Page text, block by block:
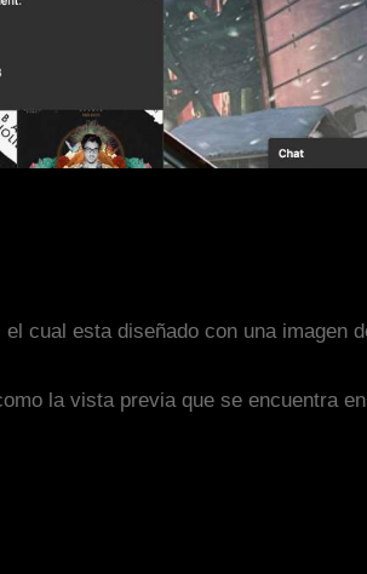
cual esta diseñado con una imagen
la vista previa que se encuentra